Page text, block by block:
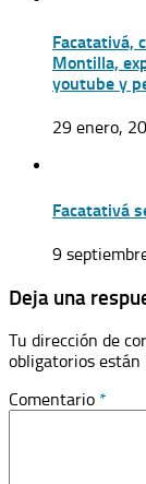
Facatativá,
Montilla,
youtube y
29 enero,
Facatativá
9
Deja una
Tu dirección de
obligatorios están
Comentario *